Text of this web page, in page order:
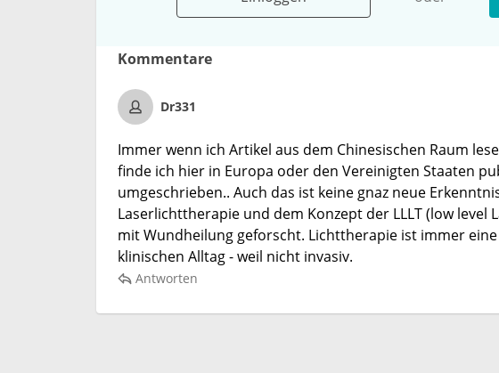
Kommentare
Dr331
Immer wenn ich Artikel aus dem Chinesischen Raum
finde ich hier in Europa oder den Vereinigten Staaten
umgeschrieben.. Auch das ist keine gnaz neue
Laserlichttherapie und dem Konzept der LLLT (low level
mit Wundheilung geforscht. Lichttherapie ist immer
klinischen Alltag - weil nicht invasiv.
Antworten